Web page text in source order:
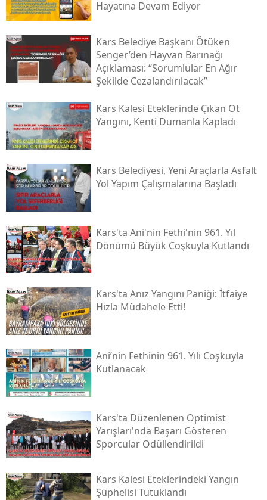
Siirt
Sinop
Tekirdağ
Trabzon
Tunceli
Uşak
Yozgat
Bayburt
Batman
Bartın
Hayatına Devam Ediyor
Kars Belediye Başkanı Ötüken
Senger’den Hayvan Barınağı
Açıklaması: “sorumlular En Ağır
Şekilde Cezalandırılacak”
Kars Kalesi Eteklerinde Çıkan Ot
Yangını, Kenti Dumanla Kapladı
Kars Belediyesi, Yeni Araçlarla Asfalt
Yol Yapım Çalışmalarına Başladı
Kars'ta Ani'nin Fethi'nin 961. Yıl
Dönümü Büyük Coşkuyla Kutlandı
Kars'ta Anız Yangını Paniği: İtfaiye
Hızla Müdahele Etti!
Ani’nin Fethinin 961. Yılı Coşkuyla
Kutlanacak
Kars'ta Düzenlenen Optimist
Yarışları'nda Başarı Gösteren
Sporcular Ödüllendirildi
Kars Kalesi Eteklerindeki Yangın
Şüphelisi Tutuklandı